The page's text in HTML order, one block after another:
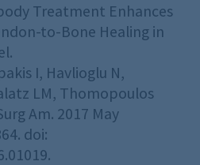
Treatment Enhances
to-Bone Healing in
I, Havlioglu N,
LM, Thomopoulos
Am. 2017 May
doi: